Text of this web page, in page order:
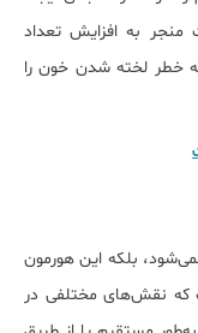
به افزایش تعداد
خطر لخته شدن خون را
بلکه این هورمون
که نقش‌های مختلفی در